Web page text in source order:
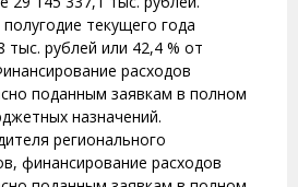
текущего года
тыс. рублей или 42,4 % от
расходов
поданным заявкам в полном
назначений.
регионального
финансирование расходов